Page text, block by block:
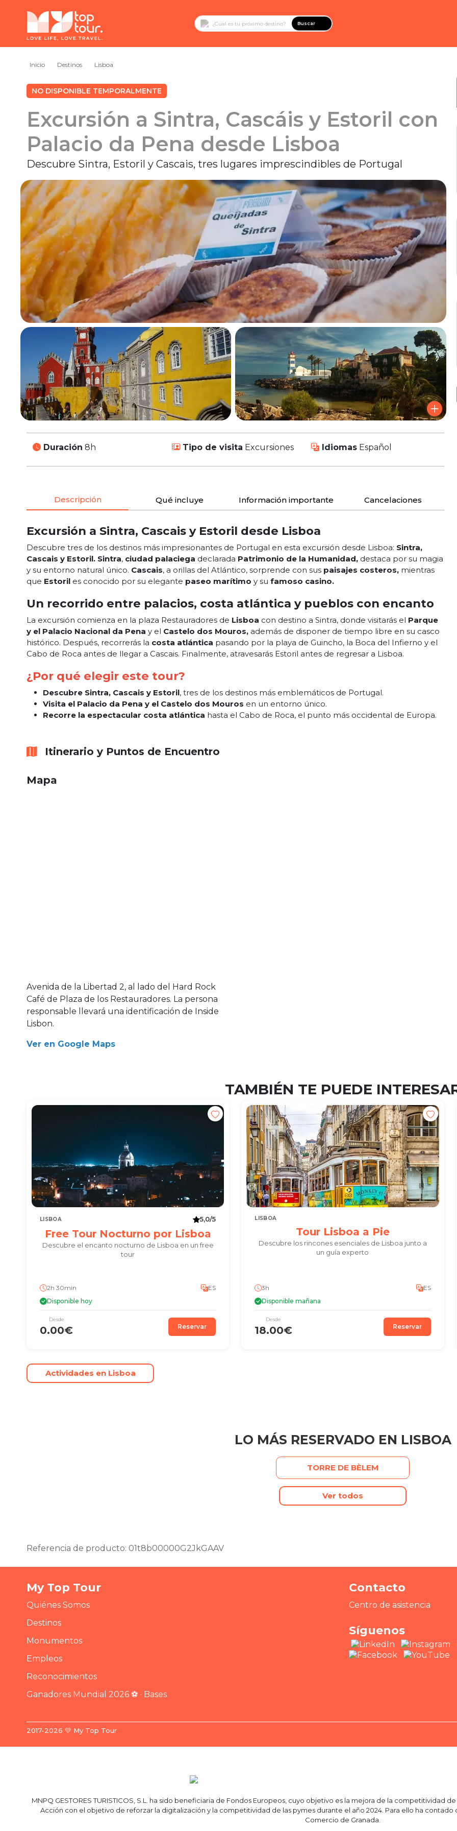
Buscar
Inicio Destinos Lisboa
NO DISPONIBLE TEMPORALMENTE
Excursión a Sintra, Cascáis y Estoril con
Palacio da Pena desde Lisboa
Descubre Sintra, Estoril y Cascais, tres lugares imprescindibles de Portugal
Duración 8h Tipo de visita Excursiones IdiomasEspañol
Descripción Qué incluye Información importante Cancelaciones
Excursión a Sintra, Cascais y Estoril desde Lisboa
Descubre tres de los destinos más impresionantes de Portugal en esta excursión desde Lisboa: Sintra,
Cascais y Estoril. Sintra, ciudad palaciega declarada Patrimonio de la Humanidad, destaca por su magia
y su entorno natural único. Cascais, a orillas del Atlántico, sorprende con sus paisajes costeros, mientras
que Estoril es conocido por su elegante paseo marítimo y su famoso casino.
Un recorrido entre palacios, costa atlántica y pueblos con encanto
La excursión comienza en la plaza Restauradores de Lisboa con destino a Sintra, donde visitarás el Parque
y el Palacio Nacional da Pena y el Castelo dos Mouros, además de disponer de tiempo libre en su casco
histórico. Después, recorrerás la costa atlántica pasando por la playa de Guincho, la Boca del Infierno y el
Cabo de Roca antes de llegar a Cascais. Finalmente, atravesarás Estoril antes de regresar a Lisboa.
¿Por qué elegir este tour?
Descubre Sintra, Cascais y Estoril, tres de los destinos más emblemáticos de Portugal.
Visita el Palacio da Pena y el Castelo dos Mouros en un entorno único.
Recorre la espectacular costa atlántica hasta el Cabo de Roca, el punto más occidental de Europa.
Itinerario y Puntos de Encuentro
Mapa
Avenida de la Libertad 2, al lado del Hard Rock
Café de Plaza de los Restauradores. La persona
responsable llevará una identificación de Inside
Lisbon.
Ver en Google Maps
TAMBIÉN TE PUEDE
LISBOA 5,0/5
Free Tour Nocturno por Lisboa
Descubre el encanto nocturno de Lisboa en un free
tour
2h 30min
ES
Disponible hoy
Desde
0.00€ Reservar
LISBOA
Tour Lisboa a Pie
Descubre los rincones esenciales de Lisboa junto a
un guía experto
3h
ES
Disponible mañana
Desde
18.00€ Reservar
Actividades en Lisboa
LO MÁS RESERVADO EN LISBOA
TORRE DE BÈLEM
Ver todos
Referencia de producto: 01t8b00000G2JkGAAV
My Top Tour
Quiénes Somos
Destinos
Monumentos
Empleos
Reconocimientos
Ganadores Mundial 2026 ⚽ · Bases
Contacto
Centro de asistencia
Síguenos
2017-2026 💛 My Top Tour
MNPQ GESTORES TURISTICOS, S.L. ha sido beneficiaria de Fondos Europeos, cuyo objetivo es la mejora de la competitividad
Acción con el objetivo de reforzar la digitalización y la competitividad de las pymes durante el año 2024. Para ello ha
Comercio de Granada.